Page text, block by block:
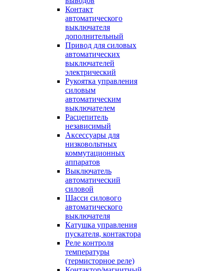
Контакт
автоматического
выключателя
дополнительный
Привод для силовых
автоматических
выключателей
электрический
Рукоятка управления
силовым
автоматическим
выключателем
Расцепитель
независимый
Аксессуары для
низковольтных
коммутационных
аппаратов
Выключатель
автоматический
силовой
Шасси силового
автоматического
выключателя
Катушка управления
пускателя, контактора
Реле контроля
температуры
(термисторное реле)